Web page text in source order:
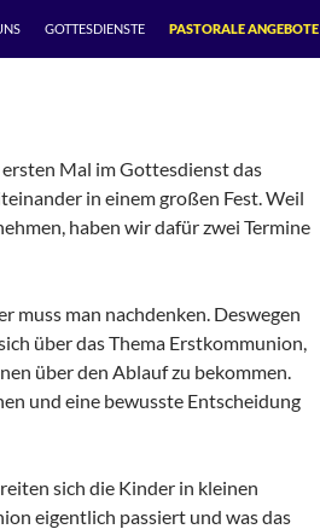
GOTTESDIENSTE PASTORALE ANGEBOTE
Mal im Gottesdienst das
in einem großen Fest. Weil
haben wir dafür zwei Termine
muss man nachdenken. Deswegen
über das Thema Erstkommunion,
über den Ablauf zu bekommen.
und eine bewusste Entscheidung
sich die Kinder in kleinen
eigentlich passiert und was das